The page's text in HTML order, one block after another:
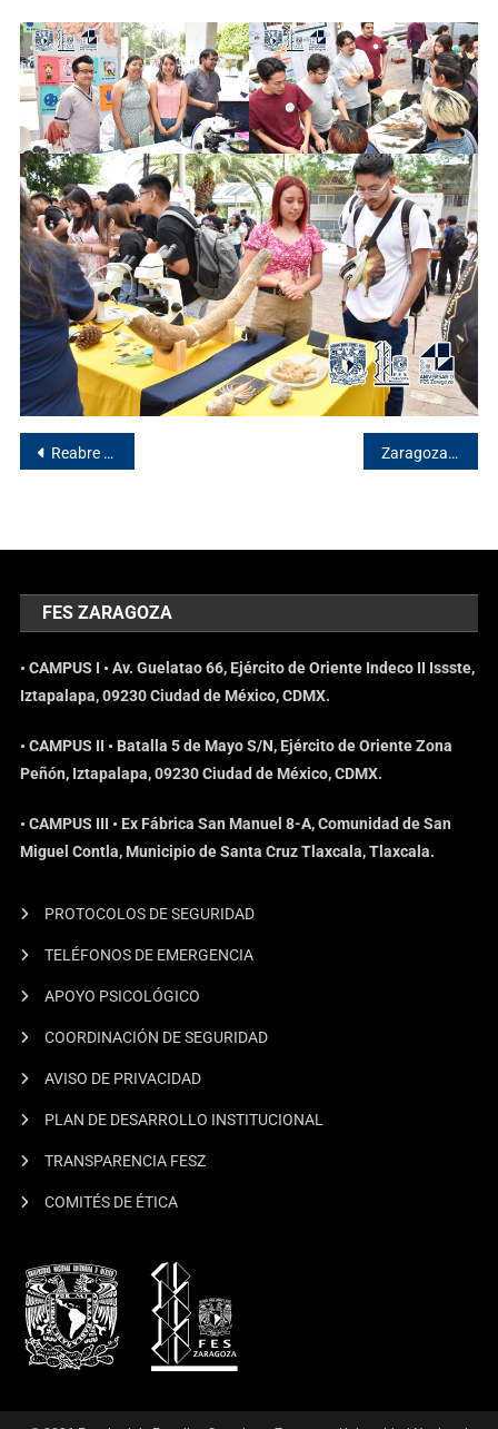
Reabre cafetería de Campus 1 Zaragozano impone récord en powerlifting
FES ZARAGOZA
• CAMPUS I • Av. Guelatao 66, Ejército de Oriente Indeco II Issste,
Iztapalapa, 09230 Ciudad de México, CDMX.
• CAMPUS II • Batalla 5 de Mayo S/N, Ejército de Oriente Zona
Peñón, Iztapalapa, 09230 Ciudad de México, CDMX.
• CAMPUS III • Ex Fábrica San Manuel 8-A, Comunidad de San
Miguel Contla, Municipio de Santa Cruz Tlaxcala, Tlaxcala.
PROTOCOLOS DE SEGURIDAD
TELÉFONOS DE EMERGENCIA
APOYO PSICOLÓGICO
COORDINACIÓN DE SEGURIDAD
AVISO DE PRIVACIDAD
PLAN DE DESARROLLO INSTITUCIONAL
TRANSPARENCIA FESZ
COMITÉS DE ÉTICA